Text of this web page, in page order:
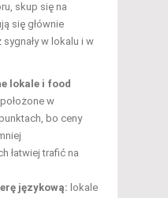
skup się na
się głównie
w lokalu i w
lokale i food
w
bo ceny
łatwiej trafić na
językową: lokale